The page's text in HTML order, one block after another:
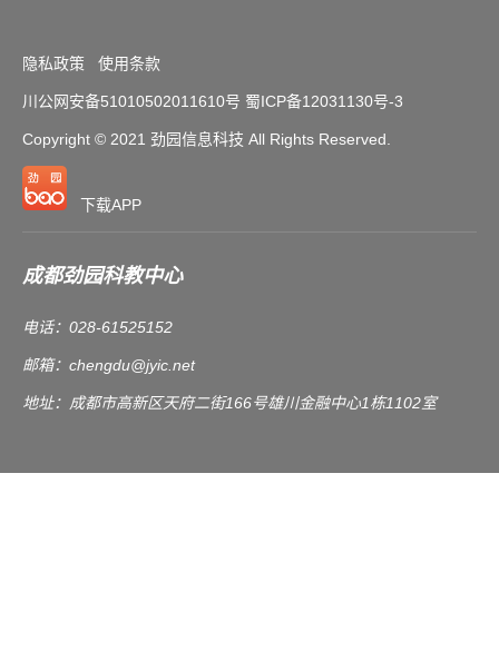
隐私政策 使用条款
川公网安备51010502011610号 蜀ICP备12031130号-3
Copyright © 2021 劲园信息科技 All Rights Reserved.
下载APP
成都劲园科教中心
电话：028-61525152
邮箱： chengdu@jyic.net
地址：成都市高新区天府二街166号雄川金融中心1栋1102室